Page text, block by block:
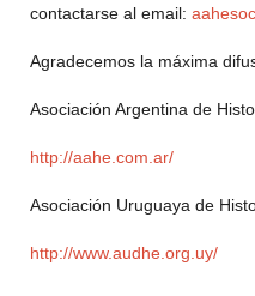
contactarse al email:
Agradecemos la máxima
Asociación Argentina de
http://aahe.com.ar/
Asociación Uruguaya de
http://www.audhe.org.uy/